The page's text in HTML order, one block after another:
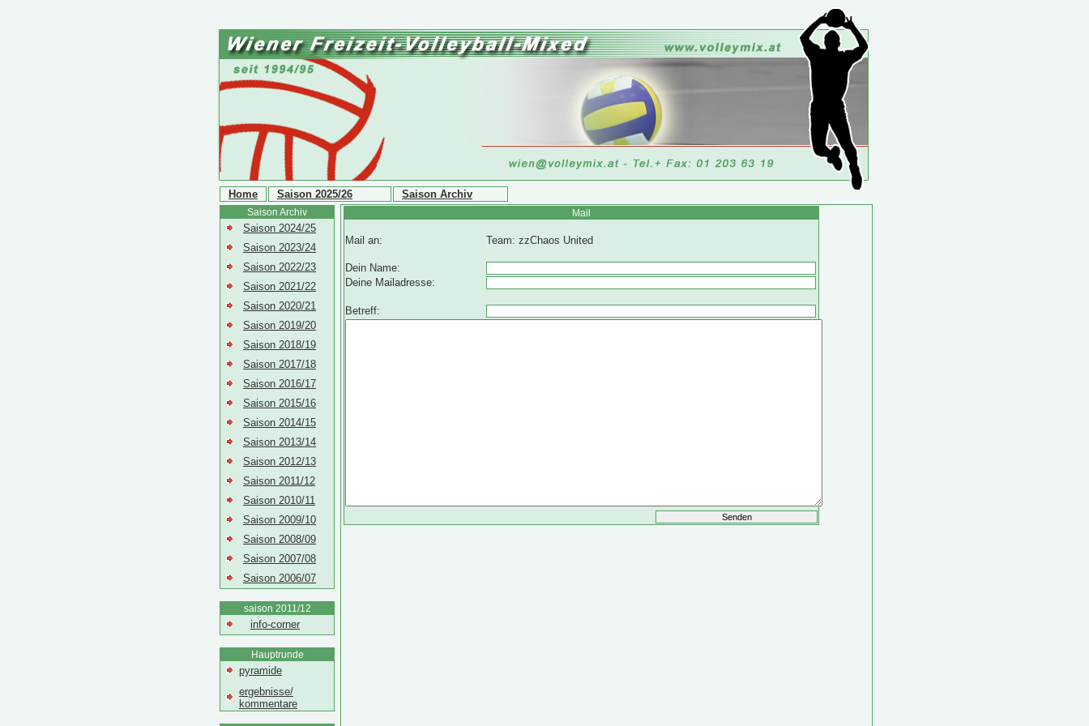
Home Saison 2025/26 Saison Archiv
Saison Archiv
Saison 2024/25
Saison 2023/24
Saison 2022/23
Saison 2021/22
Saison 2020/21
Saison 2019/20
Saison 2018/19
Saison 2017/18
Saison 2016/17
Saison 2015/16
Saison 2014/15
Saison 2013/14
Saison 2012/13
Saison 2011/12
Saison 2010/11
Saison 2009/10
Saison 2008/09
Saison 2007/08
Saison 2006/07
saison 2011/12
info-corner
Hauptrunde
pyramide
ergebnisse/
kommentare
Mail
Mail an: Team: zzChaos United
Dein Name:
Deine Mailadresse:
Betreff: